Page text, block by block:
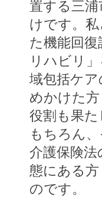
置する三
けです。
た機能回
リハビリ
域包括ケ
めかけた
役割も果
もちろん
介護保険
態にある
のです。